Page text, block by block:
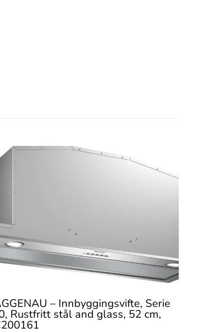
– Innbyggingsvifte, Serie
Rustfritt stål and glass, 52 cm,